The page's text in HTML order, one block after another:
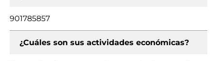
901785857
¿Cuáles son sus actividades económicas?